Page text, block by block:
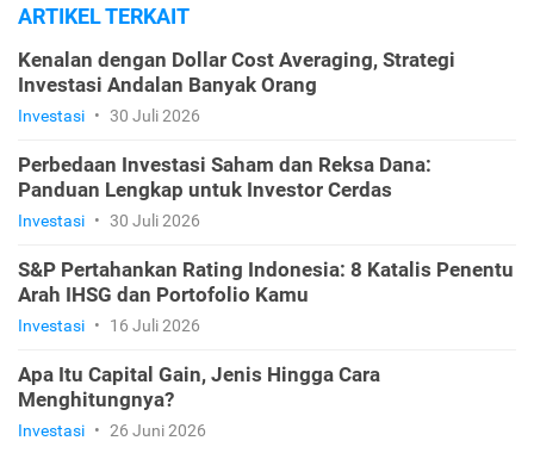
ARTIKEL TERKAIT
Kenalan dengan Dollar Cost Averaging, Strategi
Investasi Andalan Banyak Orang
Investasi • 30 Juli 2026
Perbedaan Investasi Saham dan Reksa Dana:
Panduan Lengkap untuk Investor Cerdas
Investasi • 30 Juli 2026
S&P Pertahankan Rating Indonesia: 8 Katalis Penentu
Arah IHSG dan Portofolio Kamu
Investasi • 16 Juli 2026
Apa Itu Capital Gain, Jenis Hingga Cara
Menghitungnya?
Investasi • 26 Juni 2026